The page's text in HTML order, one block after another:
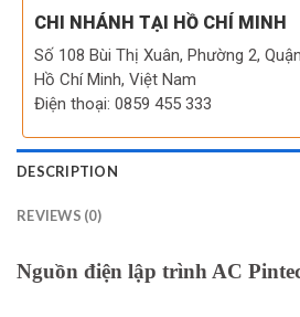
CHI NHÁNH TẠI HỒ CHÍ MINH
Số 108 Bùi Thị Xuân, Phường 2,
Hồ Chí Minh, Việt Nam
Điện thoại: 0859 455 333
DESCRIPTION
REVIEWS (0)
Nguồn điện lập trình AC